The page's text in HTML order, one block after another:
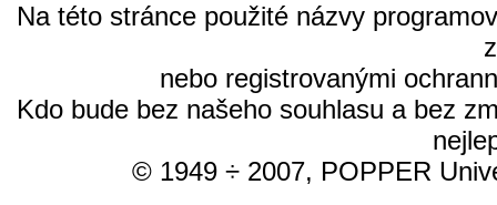
Na této stránce použité názvy
nebo registrovanými
Kdo bude bez našeho souhlasu a bez
© 1949 ÷ 2007, POPPER